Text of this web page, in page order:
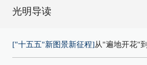
光明导读
["十五五"新图景新征程]从"遍地开花"